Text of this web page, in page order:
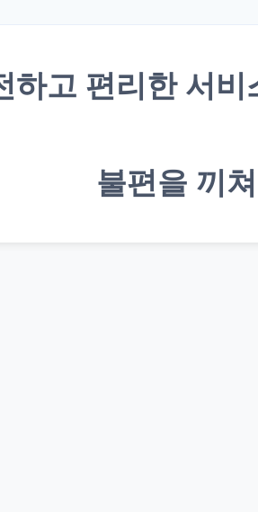
하고 편리한 서
불편을 끼